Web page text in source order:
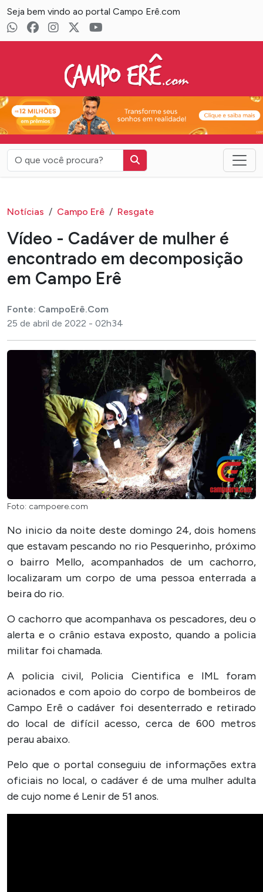
Seja bem vindo ao portal Campo Erê.com
Campo Erê.com
Notícias Campo Erê Resgate
Vídeo - ​Cadáver de mulher é
encontrado em decomposição
em Campo Erê
Fonte: CampoErê.Com
25 de abril de 2022 - 02h34
Foto: campoere.com
No inicio da noite deste domingo 24, dois homens
que estavam pescando no rio Pesquerinho, próximo
o bairro Mello, acompanhados de um cachorro,
localizaram um corpo de uma pessoa enterrada a
beira do rio.
O cachorro que acompanhava os pescadores, deu o
alerta e o crânio estava exposto, quando a policia
militar foi chamada.
A policia civil, Policia Cientifica e IML foram
acionados e com apoio do corpo de bombeiros de
Campo Erê o cadáver foi desenterrado e retirado
do local de difícil acesso, cerca de 600 metros
perau abaixo.
Pelo que o portal conseguiu de informações extra
oficiais no local, o cadáver é de uma mulher adulta
de cujo nome é Lenir de 51 anos.